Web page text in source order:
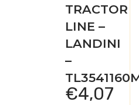
TRACTOR
LINE –
LANDINI
–
€4,07